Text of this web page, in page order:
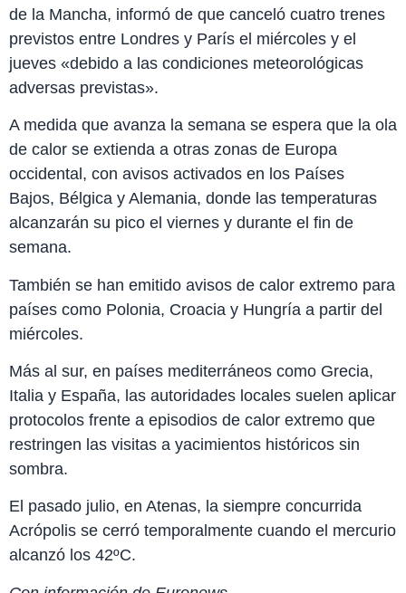
de la Mancha, informó de que canceló cuatro trenes
previstos entre Londres y París el miércoles y el
jueves «debido a las condiciones meteorológicas
adversas previstas».
A medida que avanza la semana se espera que la ola
de calor se extienda a otras zonas de Europa
occidental, con avisos activados en los Países
Bajos, Bélgica y Alemania, donde las temperaturas
alcanzarán su pico el viernes y durante el fin de
semana.
También se han emitido avisos de calor extremo para
países como Polonia, Croacia y Hungría a partir del
miércoles.
Más al sur, en países mediterráneos como Grecia,
Italia y España, las autoridades locales suelen aplicar
protocolos frente a episodios de calor extremo que
restringen las visitas a yacimientos históricos sin
sombra.
El pasado julio, en Atenas, la siempre concurrida
Acrópolis se cerró temporalmente cuando el mercurio
alcanzó los 42ºC.